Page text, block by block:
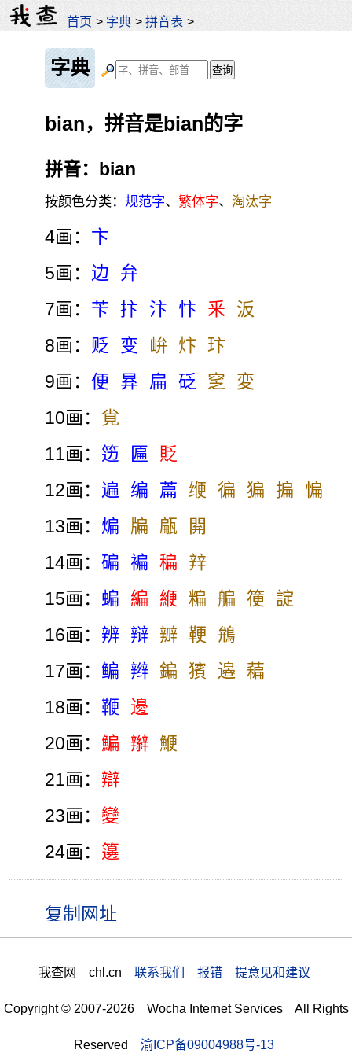
首页 > 字典 >拼音表 >
字典
bian，拼音是bian的字
拼音：bian
按颜色分类：规范字、繁体字、淘汰字
4画： 卞
5画： 边
弁
7画： 苄 抃 汴 忭 釆
汳
8画： 贬 变 峅 炞 玣
9画： 便 昪 扁 砭 窆
変
10画： 覍
11画： 笾 匾
貶
12画： 遍 编 萹 缏 徧 猵 揙
惼
13画： 煸 牑 甂
閞
14画：碥 褊 稨
辡
15画： 蝙 編 緶 糄 艑 箯
諚
16画： 辨 辩 辧 鞕
鴘
17画： 鳊 辫 鍽 獱 邉 藊
18画： 鞭
邊
20画： 鯿 辮 鯾
21画： 辯
23画： 變
24画： 籩
我查网 chl.cn 联系我们 报错 提意见和建议
Copyright © 2007-2026 Wocha Internet Services All Rights
Reserved 渝ICP备09004988号-13